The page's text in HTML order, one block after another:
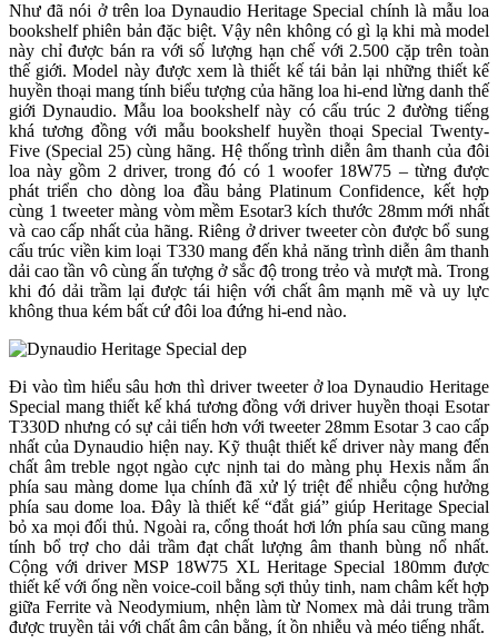
Như đã nói ở trên loa Dynaudio Heritage Special chính là mẫu loa
bookshelf phiên bản đặc biệt. Vậy nên không có gì lạ khi mà model
này chỉ được bán ra với số lượng hạn chế với 2.500 cặp trên toàn
thế giới. Model này được xem là thiết kế tái bản lại những thiết kế
huyền thoại mang tính biểu tượng của hãng loa hi-end lừng danh thế
giới Dynaudio. Mẫu loa bookshelf này có cấu trúc 2 đường tiếng
khá tương đồng với mẫu bookshelf huyền thoại Special Twenty-
Five (Special 25) cùng hãng. Hệ thống trình diễn âm thanh của đôi
loa này gồm 2 driver, trong đó có 1 woofer 18W75 – từng được
phát triển cho dòng loa đầu bảng Platinum Confidence, kết hợp
cùng 1 tweeter màng vòm mềm Esotar3 kích thước 28mm mới nhất
và cao cấp nhất của hãng. Riêng ở driver tweeter còn được bổ sung
cấu trúc viền kim loại T330 mang đến khả năng trình diễn âm thanh
dải cao tần vô cùng ấn tượng ở sắc độ trong trẻo và mượt mà. Trong
khi đó dải trầm lại được tái hiện với chất âm mạnh mẽ và uy lực
không thua kém bất cứ đôi loa đứng hi-end nào.
Đi vào tìm hiểu sâu hơn thì driver tweeter ở loa Dynaudio Heritage
Special mang thiết kế khá tương đồng với driver huyền thoại Esotar
T330D nhưng có sự cải tiến hơn với tweeter 28mm Esotar 3 cao cấp
nhất của Dynaudio hiện nay. Kỹ thuật thiết kế driver này mang đến
chất âm treble ngọt ngào cực nịnh tai do màng phụ Hexis nằm ẩn
phía sau màng dome lụa chính đã xử lý triệt để nhiễu cộng hưởng
phía sau dome loa. Đây là thiết kế “đắt giá” giúp Heritage Special
bỏ xa mọi đối thủ. Ngoài ra, cổng thoát hơi lớn phía sau cũng mang
tính bổ trợ cho dải trầm đạt chất lượng âm thanh bùng nổ nhất.
Cộng với driver MSP 18W75 XL Heritage Special 180mm được
thiết kế với ống nền voice-coil bằng sợi thủy tinh, nam châm kết hợp
giữa Ferrite và Neodymium, nhện làm từ Nomex mà dải trung trầm
được truyền tải với chất âm cân bằng, ít ồn nhiễu và méo tiếng nhất.